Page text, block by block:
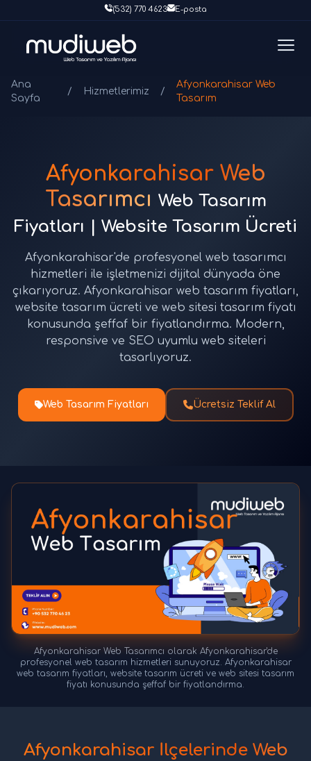
(532) 770 4623 E-posta
Ana
Sayfa
/ Hizmetlerimiz /
Afyonkarahisar Web
Tasarım
Afyonkarahisar Web
Tasarımcı Web Tasarım
Fiyatları | Website Tasarım Ücreti
Afyonkarahisar'de profesyonel web tasarımcı
hizmetleri ile işletmenizi dijital dünyada öne
çıkarıyoruz. Afyonkarahisar web tasarım fiyatları,
website tasarım ücreti ve web sitesi tasarım fiyatı
konusunda şeffaf bir fiyatlandırma. Modern,
responsive ve SEO uyumlu web siteleri
tasarlıyoruz.
Web Tasarım Fiyatları Ücretsiz Teklif Al
Afyonkarahisar Web Tasarımcı olarak Afyonkarahisar'de
profesyonel web tasarım hizmetleri sunuyoruz. Afyonkarahisar
web tasarım fiyatları, website tasarım ücreti ve web sitesi tasarım
fiyatı konusunda şeffaf bir fiyatlandırma.
Afyonkarahisar İlçelerinde Web